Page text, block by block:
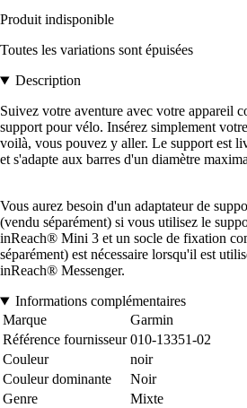
Produit indisponible
Toutes les variations sont épuisées
Description
Suivez votre aventure avec votre appareil
support pour vélo. Insérez simplement
voilà, vous pouvez y aller. Le support est
et s'adapte aux barres d'un diamètre
Vous aurez besoin d'un adaptateur de
(vendu séparément) si vous utilisez le
inReach® Mini 3 et un socle de fixation
séparément) est nécessaire lorsqu'il est
inReach® Messenger.
Informations complémentaires
Marque
Garmin
Référence fournisseur 010-13351-02
Couleur
noir
Couleur dominante
Noir
Genre
Mixte